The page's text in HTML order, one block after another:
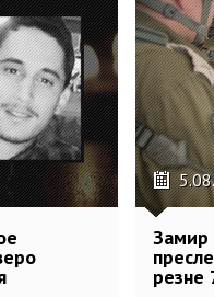
Замир
резне